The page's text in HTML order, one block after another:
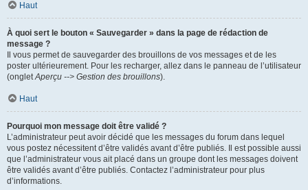
Haut
À quoi sert le bouton « Sauvegarder » dans la page de rédaction de
message ?
Il vous permet de sauvegarder des brouillons de vos messages et de les
poster ultérieurement. Pour les recharger, allez dans le panneau de l’utilisateur
(ongletAperçu --> Gestion des brouillons).
Haut
Pourquoi mon message doit être validé ?
L’administrateur peut avoir décidé que les messages du forum dans lequel
vous postez nécessitent d’être validés avant d’être publiés. Il est possible aussi
que l’administrateur vous ait placé dans un groupe dont les messages doivent
être validés avant d’être publiés. Contactez l’administrateur pour plus
d’informations.